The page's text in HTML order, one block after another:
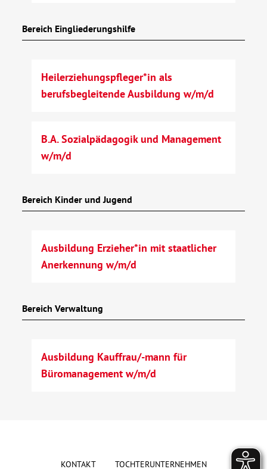
Spenden
Karriere
Glossar
Suche
AWO BB Süd
Bereich Eingliederungshilfe
Heilerziehungspfleger*in als
berufsbegleitende Ausbildung w/m/d
B.A. Sozialpädagogik und Management
w/m/d
Bereich Kinder und Jugend
Ausbildung Erzieher*in mit staatlicher
Anerkennung w/m/d
Bereich Verwaltung
Ausbildung Kauffrau/-mann für
Büromanagement w/m/d
KONTAKT TOCHTERUNTERNEHMEN